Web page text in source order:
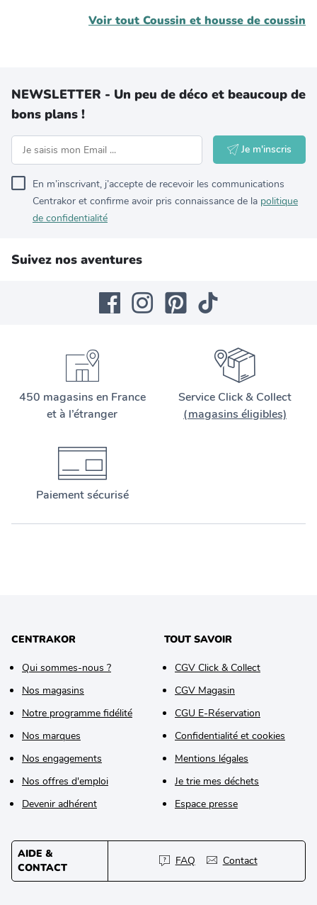
Voir tout Coussin et housse de coussin
NEWSLETTER - Un peu de déco et beaucoup de
bons plans !
Je m'inscris
En m’inscrivant, j’accepte de recevoir les communications
Centrakor et confirme avoir pris connaissance de la politique
de confidentialité
Suivez nos aventures
450 magasins en France
et à l’étranger
Service Click & Collect
(magasins éligibles)
Paiement sécurisé
CENTRAKOR
Qui sommes-nous ?
Nos magasins
Notre programme fidélité
Nos marques
Nos engagements
Nos offres d'emploi
Devenir adhérent
TOUT SAVOIR
CGV Click & Collect
CGV Magasin
CGU E-Réservation
Confidentialité et cookies
Mentions légales
Je trie mes déchets
Espace presse
AIDE &
CONTACT
FAQ Contact